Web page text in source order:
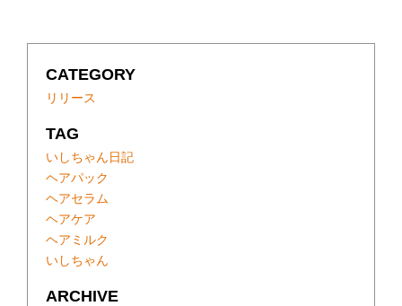
CATEGORY
リリース
TAG
いしちゃん日記
ヘアパック
ヘアセラム
ヘアケア
ヘアミルク
いしちゃん
ARCHIVE